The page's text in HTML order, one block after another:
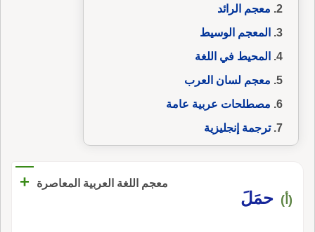
معجم الرائد
المعجم الوسيط
المحيط في اللغة
معجم لسان العرب
مصطلحات عربية عامة
ترجمة إنجليزية
معجم اللغة العربية المعاصرة +
(أ) حمَلَ